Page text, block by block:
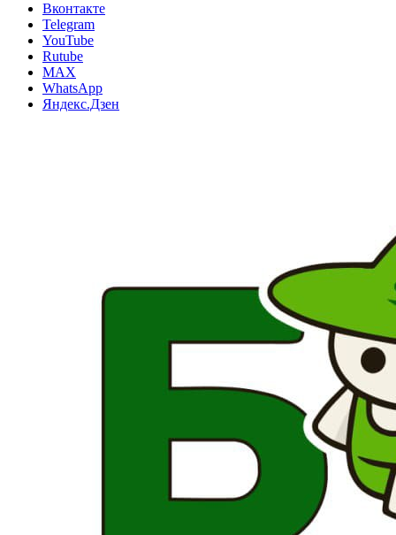
Вконтакте
Telegram
YouTube
Rutube
MAX
WhatsApp
Яндекс.Дзен